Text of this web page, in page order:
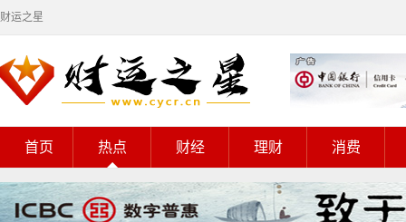
财运之星
首页 热点 财经 理财 消费